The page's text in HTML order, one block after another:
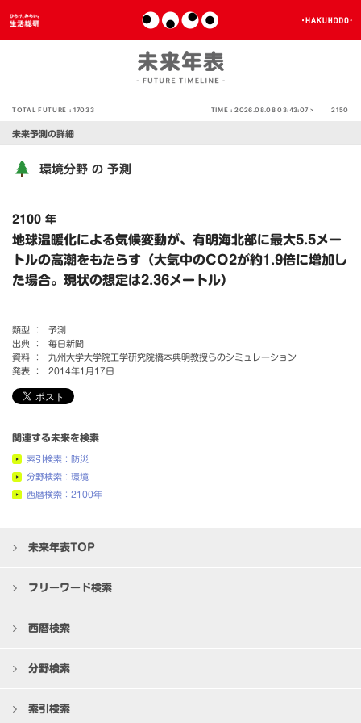
TOTAL FUTURE :17033 TIME :2026.08.08 03:43:07 > 2150
未来予測の詳細
環境分野 の 予測
2100 年
地球温暖化による気候変動が、有明海北部に最大5.5メー
トルの高潮をもたらす（大気中のCO2が約1.9倍に増加し
た場合。現状の想定は2.36メートル）
類型 ：
予測
出典 ：
毎日新聞
資料 ：
九州大学大学院工学研究院橋本典明教授らのシミュレーション
発表 ：
2014年1月17日
関連する未来を検索
索引検索：防災
分野検索：環境
西暦検索：2100年
未来年表TOP
フリーワード検索
西暦検索
分野検索
索引検索